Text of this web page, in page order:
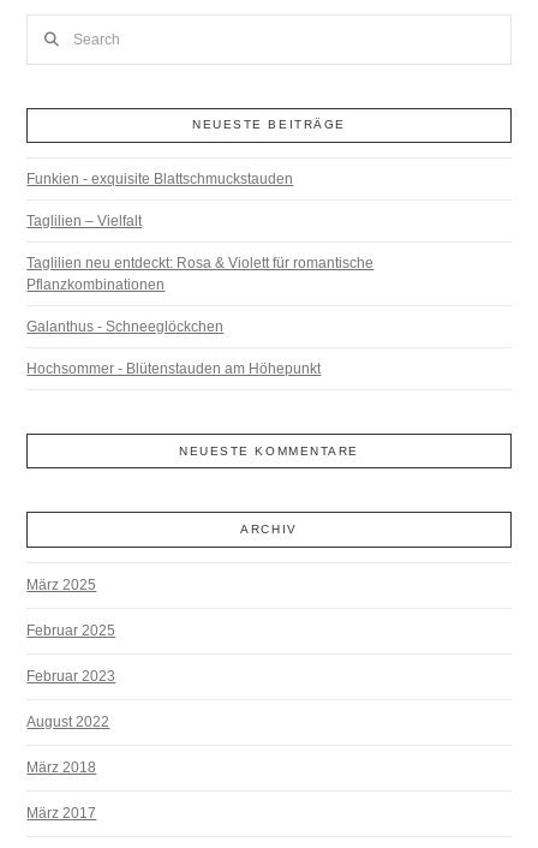
NEUESTE BEITRÄGE
Funkien - exquisite Blattschmuckstauden
Taglilien – Vielfalt
Taglilien neu entdeckt: Rosa & Violett für romantische
Pflanzkombinationen
Galanthus - Schneeglöckchen
Hochsommer - Blütenstauden am Höhepunkt
NEUESTE KOMMENTARE
ARCHIV
März 2025
Februar 2025
Februar 2023
August 2022
März 2018
März 2017